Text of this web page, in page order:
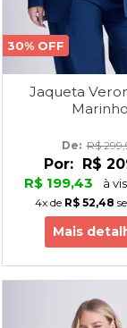
30% OFF
Jaqueta
Marinho
De: R$
Por: R$
R$ 199,43
à
4xde R$ 52,48
Mais